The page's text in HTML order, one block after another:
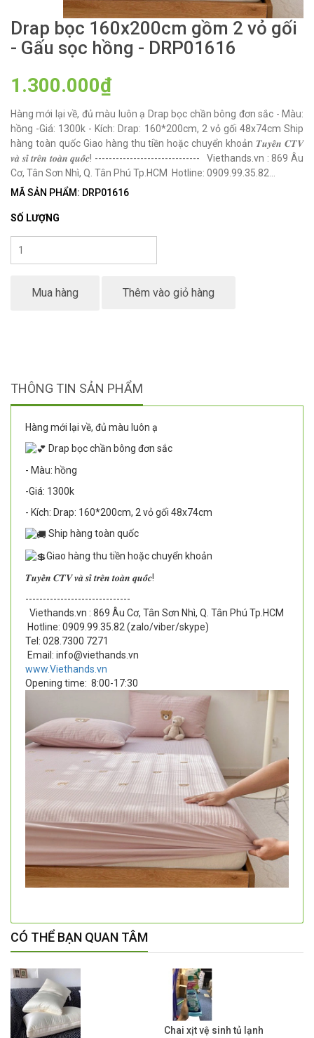
Drap bọc 160x200cm gồm 2 vỏ gối
- Gấu sọc hồng - DRP01616
1.300.000₫
Hàng mới lại về, đủ màu luôn ạ Drap bọc chần bông đơn sắc - Màu:
hồng -Giá: 1300k - Kích: Drap: 160*200cm, 2 vỏ gối 48x74cm Ship
hàng toàn quốc Giao hàng thu tiền hoặc chuyển khoản 𝑻𝒖𝒚𝒆̂̉𝒏 𝑪𝑻𝑽
𝒗𝒂̀ 𝒔𝒊̉ 𝒕𝒓𝒆̂𝒏 𝒕𝒐𝒂̀𝒏 𝒒𝒖𝒐̂́𝒄! ------------------------------ Viethands.vn : 869 Âu
Cơ, Tân Sơn Nhì, Q. Tân Phú Tp.HCM Hotline: 0909.99.35.82...
MÃ SẢN PHẨM: DRP01616
SỐ LƯỢNG
Mua hàng Thêm vào giỏ hàng
THÔNG TIN SẢN PHẨM
Hàng mới lại về, đủ màu luôn ạ
Drap bọc chần bông đơn sắc
- Màu: hồng
-Giá: 1300k
- Kích: Drap: 160*200cm, 2 vỏ gối 48x74cm
Ship hàng toàn quốc
Giao hàng thu tiền hoặc chuyển khoản
𝑻𝒖𝒚𝒆̂̉𝒏 𝑪𝑻𝑽 𝒗𝒂̀ 𝒔𝒊̉ 𝒕𝒓𝒆̂𝒏 𝒕𝒐𝒂̀𝒏 𝒒𝒖𝒐̂́𝒄!
------------------------------
Viethands.vn : 869 Âu Cơ, Tân Sơn Nhì, Q. Tân Phú Tp.HCM
Hotline: 0909.99.35.82 (zalo/viber/skype)
Tel: 028.7300 7271
Email: info@viethands.vn
www.Viethands.vn
Opening time: 8:00-17:30
CÓ THỂ BẠN QUAN TÂM
Chai xịt vệ sinh tủ lạnh